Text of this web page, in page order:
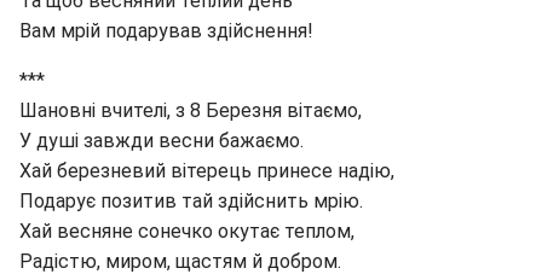
Вам мрій подарував здійснення!
***
Шановні вчителі, з 8 Березня вітаємо,
У душі завжди весни бажаємо.
Хай березневий вітерець принесе надію,
Подарує позитив тай здійснить мрію.
Хай весняне сонечко окутає теплом,
Радістю, миром, щастям й добром.